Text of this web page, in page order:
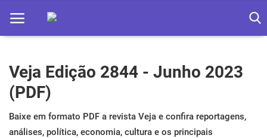
Home
Apps
Ebooks
Veja Edição 2844 - Junho 2023
(PDF)
Baixe em formato PDF a revista Veja e confira reportagens,
análises, política, economia, cultura e os principais